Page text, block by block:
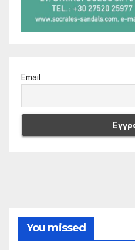
Email
You missed